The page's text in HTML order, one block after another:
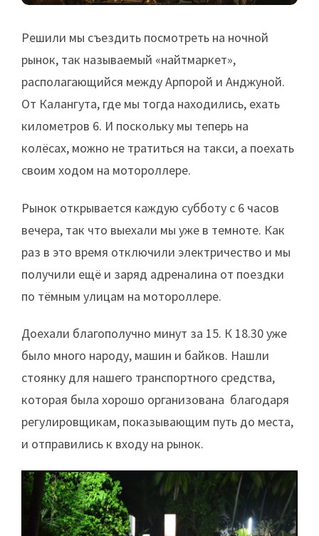
Решили мы съездить посмотреть на ночной
рынок, так называемый «найтмаркет»,
располагающийся между Арпорой и Анджуной.
От Калангута, где мы тогда находились, ехать
километров 6. И поскольку мы теперь на
колёсах, можно не тратиться на такси, а поехать
своим ходом на мотороллере.
Рынок открывается каждую субботу с 6 часов
вечера, так что выехали мы уже в темноте. Как
раз в это время отключили электричество и мы
получили ещё и заряд адреналина от поездки
по тёмным улицам на мотороллере.
Доехали благополучно минут за 15. К 18.30 уже
было много народу, машин и байков. Нашли
стоянку для нашего транспортного средства,
которая была хорошо организована благодаря
регулировщикам, показывающим путь до места,
и отправились к входу на рынок.